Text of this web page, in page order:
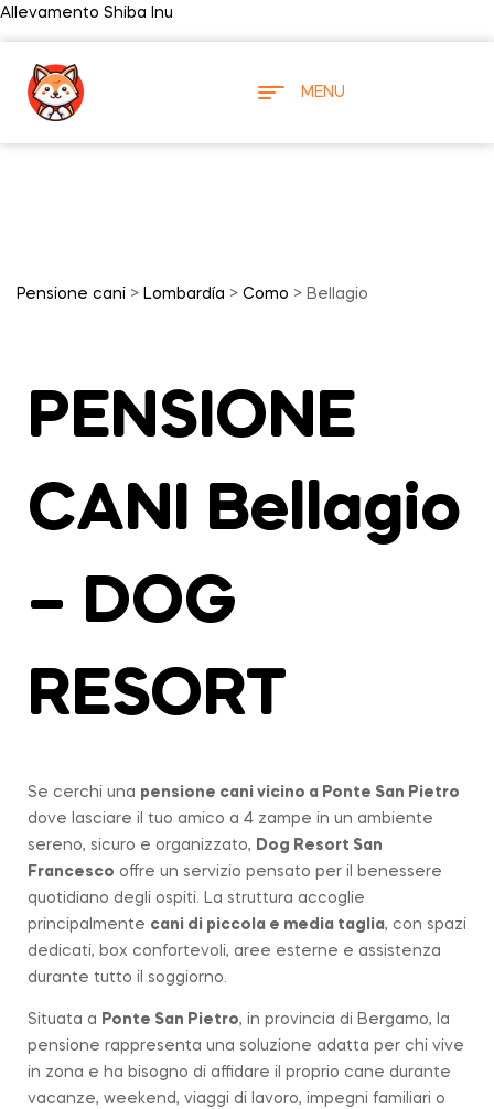
Allevamento Shiba Inu
MENU
Pensione cani > Lombardía > Como > Bellagio
PENSIONE
CANI Bellagio
– DOG
RESORT
Se cerchi una pensione cani vicino a Ponte San Pietro
dove lasciare il tuo amico a 4 zampe in un ambiente
sereno, sicuro e organizzato, Dog Resort San
Francesco offre un servizio pensato per il benessere
quotidiano degli ospiti. La struttura accoglie
principalmente cani di piccola e media taglia, con spazi
dedicati, box confortevoli, aree esterne e assistenza
durante tutto il soggiorno.
Situata a Ponte San Pietro, in provincia di Bergamo, la
pensione rappresenta una soluzione adatta per chi vive
in zona e ha bisogno di affidare il proprio cane durante
vacanze, weekend, viaggi di lavoro, impegni familiari o